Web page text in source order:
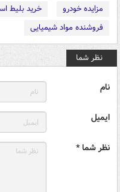
مزایده خودرو
خرید بلیط
فروشنده مواد شیمیایی
نظر شما
نام
ایمیل
نظر شما *